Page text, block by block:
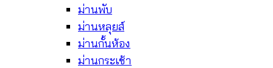
ม่านพับ
ม่านหลุยส์
ม่านกั้นห้อง
ม่านกระเช้า